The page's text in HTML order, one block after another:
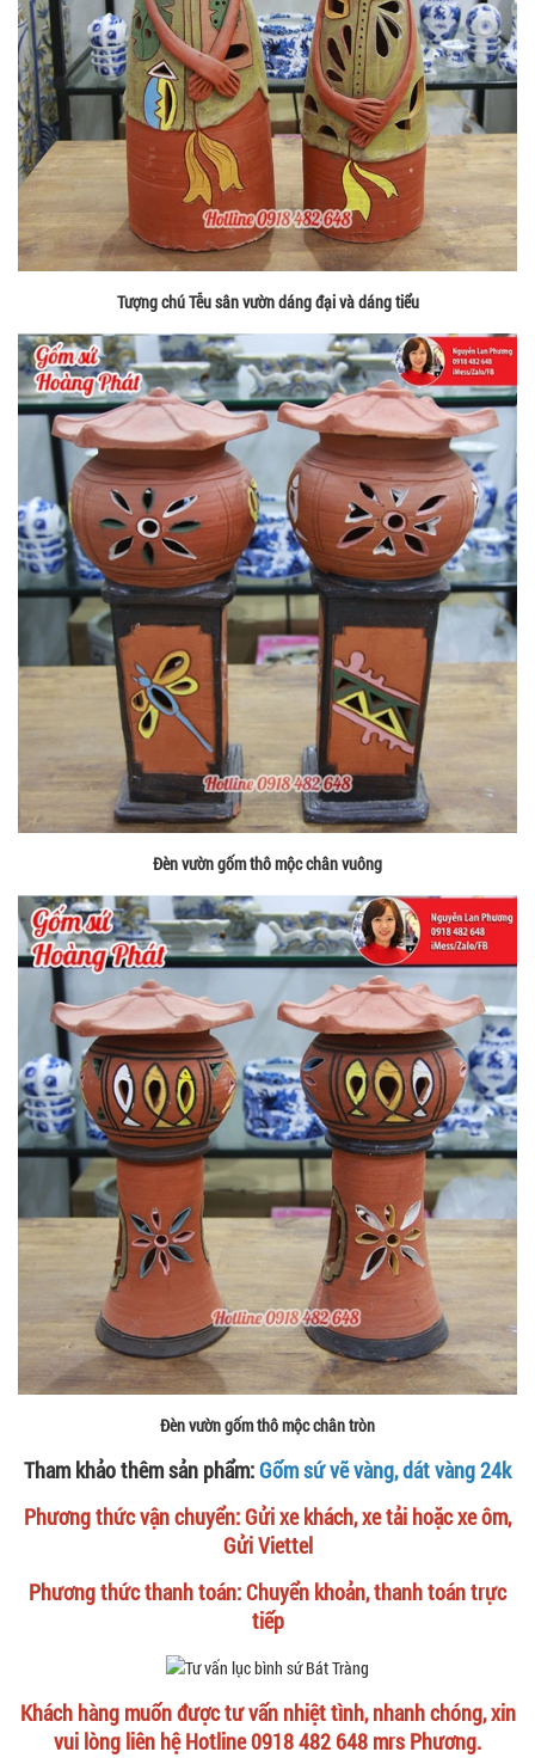
Tượng chú Tễu sân vườn dáng đại và dáng tiểu
Đèn vườn gốm thô mộc chân vuông
Đèn vườn gốm thô mộc chân tròn
Tham khảo thêm sản phẩm:Gốm sứ vẽ vàng, dát vàng 24k
Phương thức vận chuyển: Gửi xe khách, xe tải hoặc xe ôm,
Gửi Viettel
Phương thức thanh toán: Chuyển khoản, thanh toán trực
tiếp
Khách hàng muốn được tư vấn nhiệt tình, nhanh chóng, xin
vui lòng liên hệ Hotline 0918 482 648 mrs Phương.